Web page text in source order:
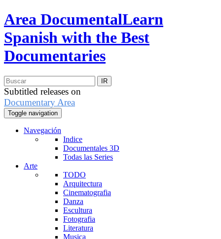
Area DocumentalLearn
Spanish with the Best
Documentaries
Subtitled releases on
Documentary Area
Toggle navigation
Navegación
Indice
Documentales 3D
Todas las Series
Arte
TODO
Arquitectura
Cinematografia
Danza
Escultura
Fotografia
Literatura
Musica